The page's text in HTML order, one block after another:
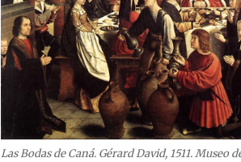
Las Bodas de Caná. Gérard David, 1511. Museo